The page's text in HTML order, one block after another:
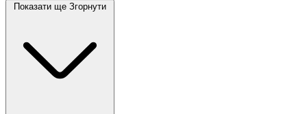
Показати ще Згорнути